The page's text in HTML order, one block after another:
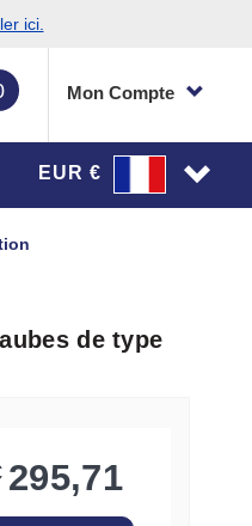
ici.
Mon Compte
EUR €
de type
295,71